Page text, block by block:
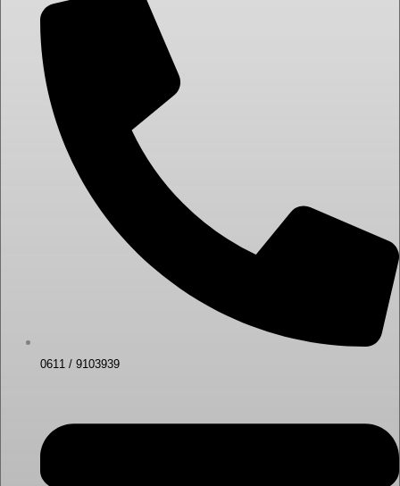
0611 / 9103939